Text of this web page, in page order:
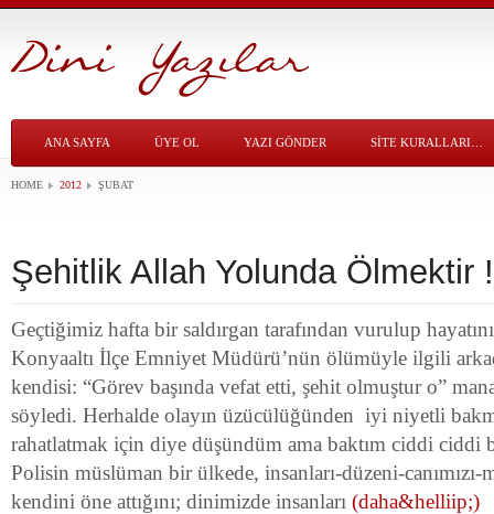
ANA SAYFA ÜYE OL YAZI GÖNDER SITE KURALLARI…
HOME 2012 ŞUBAT
Şehitlik Allah Yolunda Ölmektir !
Geçtiğimiz hafta bir saldırgan tarafından vurulup
Konyaaltı İlçe Emniyet Müdürü’nün ölümüyle ilgili
kendisi: “Görev başında vefat etti, şehit olmuştur o”
söyledi. Herhalde olayın üzücülüğünden iyi niyetli
rahatlatmak için diye düşündüm ama baktım ciddi ciddi
Polisin müslüman bir ülkede, insanları-düzeni-canımızı-
kendini öne attığını; dinimizde insanları (daha&helliip;)